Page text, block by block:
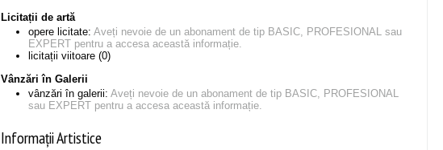
Licitații de artă
opere licitate:Aveți nevoie de un abonament de tip BASIC, PROFESIONAL sau
EXPERT pentru a accesa această informație.
licitații viitoare (0)
Vânzări în Galerii
vânzări în galerii:Aveți nevoie de un abonament de tip BASIC, PROFESIONAL
sau EXPERT pentru a accesa această informație.
Informații Artistice